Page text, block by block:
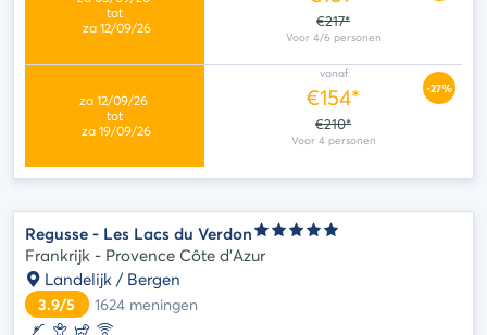
€217*
-27%
vanaf
€154*
€210*
Regusse - Les Lacs du Verdon
Frankrijk - Provence Côte d'Azur
Landelijk / Bergen
3.9/5 1624meningen